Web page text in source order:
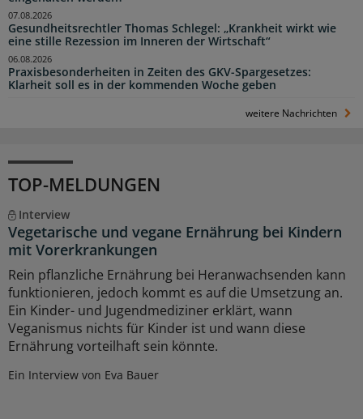
Gesundheitsrechtler Thomas Schlegel: „Krankheit wirkt wie
eine stille Rezession im Inneren der Wirtschaft“
07.08.2026
Praxisbesonderheiten in Zeiten des GKV-Spargesetzes:
Klarheit soll es in der kommenden Woche geben
06.08.2026
weitere Nachrichten
TOP-MELDUNGEN
Interview
Vegetarische und vegane Ernährung bei Kindern
mit Vorerkrankungen
Rein pflanzliche Ernährung bei Heranwachsenden kann
funktionieren, jedoch kommt es auf die Umsetzung an.
Ein Kinder- und Jugendmediziner erklärt, wann
Veganismus nichts für Kinder ist und wann diese
Ernährung vorteilhaft sein könnte.
Ein Interview von Eva Bauer